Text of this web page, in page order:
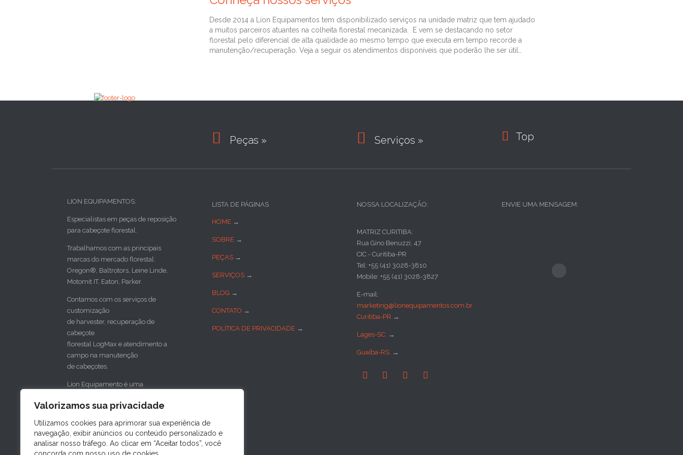
Valorizamos sua privacidade
Utilizamos cookies para aprimorar sua experiência de
navegação, exibir anúncios ou conteúdo personalizado e
analisar nosso tráfego. Ao clicar em “Aceitar todos”, você
Desde 2014 a Lion Equipamentos tem disponibilizado serviços na unidade matriz que tem ajudado
a muitos parceiros atuantes na colheita florestal mecanizada. E vem se destacando no setor
florestal pelo diferencial de alta qualidade ao mesmo tempo que executa em tempo recorde a
manutenção/recuperação. Veja a seguir os atendimentos disponíveis que poderão lhe ser útil…
 Peças »  Serviços »  Top
LION EQUIPAMENTOS:
Especialistas em peças de reposição
para cabeçote florestal.
Trabalhamos com as principais
marcas do mercado florestal:
Oregon®, Baltrotors, Leine Linde,
Motomit IT, Eaton, Parker.
Contamos com os serviços de
customização
de harvester, recuperação de
cabeçote
florestal LogMax e atendimento a
campo na manutenção
de cabeçotes.
Lion Equipamento é uma
sueco SP Maskiner

LISTA DE PÁGINAS
HOME →
SOBRE →
PEÇAS →
SERVIÇOS →
BLOG →
CONTATO →
POLÍTICA DE PRIVACIDADE →
NOSSA LOCALIZAÇÃO:
MATRIZ CURITIBA:
Rua Gino Benuzzi, 47
CIC - Curitiba-PR
Tel: +55 (41) 3028-3810
Mobile: +55 (41) 3028-3827
E-mail:
marketing@lionequipamentos.com.br
Curitiba-PR →
Lages-SC: →
Guaíba-RS: →
   
ENVIE UMA MENSAGEM: